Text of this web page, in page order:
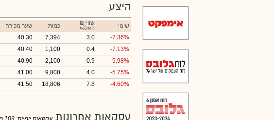
היצע
שינוי ₪ שווי
באלפי כמות
שער מכירה
-7.36%
3.0
7,394
40.30
-7.13%
0.4
1,100
40.40
-5.98%
0.9
2,100
40.90
-5.75%
4.0
9,800
41.00
-4.60%
7.8
18,806
41.50
עסקאות אחרונות עסקאות יומיות: 109